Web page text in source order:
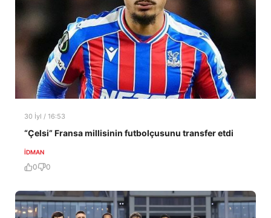
30 İyl / 16:53
“Çelsi” Fransa millisinin futbolçusunu transfer etdi
İDMAN
0 0